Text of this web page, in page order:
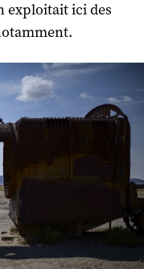
exploitait ici des